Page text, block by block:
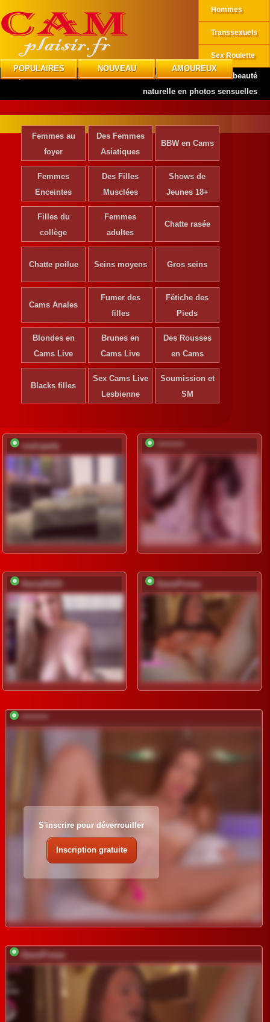
POPULAIRES NOUVEAU AMOUREUX
Hommes
Transsexuels
Sex Roulette
CAMplaisir»Actrices de Cinéma»Rosita Bouchot dévoile sa beauté
naturelle en photos sensuelles
Femmes au
foyer
Des Femmes
Asiatiques
BBW en Cams
Femmes
Enceintes
Des Filles
Musclées
Shows de
Jeunes 18+
Filles du
collège
Femmes
adultes
Chatte rasée
Chatte poilue Seins moyens Gros seins
Cams Anales
Fumer des
filles
Fétiche des
Pieds
Blondes en
Cams Live
Brunes en
Cams Live
Des Rousses
en Cams
Blacks filles
Sex Cams Live
Lesbienne
Soumission et
SM
cool-party *********
Kerry20115 GessiFossa
*********
S'inscrire pour déverrouiller
Inscription gratuite
GessiFossa